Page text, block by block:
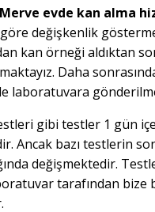
evde kan alma
değişkenlik
kan örneği aldıktan
Daha
laboratuvara
gibi testler 1 gün
Ancak bazı testlerin
değişmektedir.
tarafından bize